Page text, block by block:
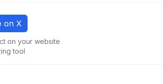
on X
on your website
tool